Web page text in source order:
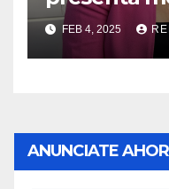
violencia
FEB 4, 2025
ANUNCIATE